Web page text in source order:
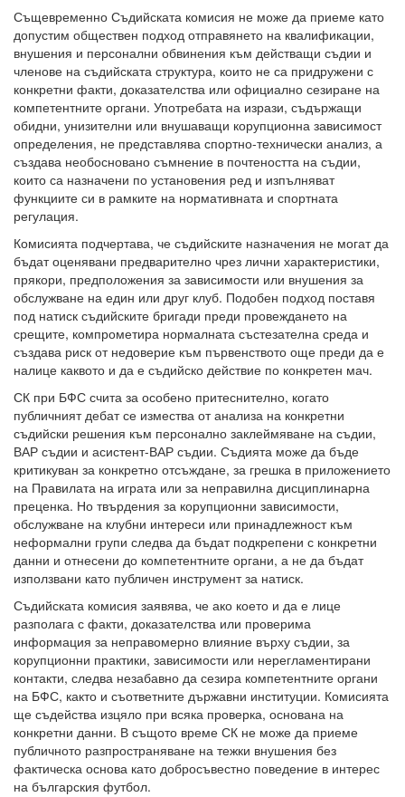
Същевременно Съдийската комисия не може да приеме като
допустим обществен подход отправянето на квалификации,
внушения и персонални обвинения към действащи съдии и
членове на съдийската структура, които не са придружени с
конкретни факти, доказателства или официално сезиране на
компетентните органи. Употребата на изрази, съдържащи
обидни, унизителни или внушаващи корупционна зависимост
определения, не представлява спортно-технически анализ, а
създава необосновано съмнение в почтеността на съдии,
които са назначени по установения ред и изпълняват
функциите си в рамките на нормативната и спортната
регулация.
Комисията подчертава, че съдийските назначения не могат да
бъдат оценявани предварително чрез лични характеристики,
прякори, предположения за зависимости или внушения за
обслужване на един или друг клуб. Подобен подход поставя
под натиск съдийските бригади преди провеждането на
срещите, компрометира нормалната състезателна среда и
създава риск от недоверие към първенството още преди да е
налице каквото и да е съдийско действие по конкретен мач.
СК при БФС счита за особено притеснително, когато
публичният дебат се измества от анализа на конкретни
съдийски решения към персонално заклеймяване на съдии,
ВАР съдии и асистент-ВАР съдии. Съдията може да бъде
критикуван за конкретно отсъждане, за грешка в приложението
на Правилата на играта или за неправилна дисциплинарна
преценка. Но твърдения за корупционни зависимости,
обслужване на клубни интереси или принадлежност към
неформални групи следва да бъдат подкрепени с конкретни
данни и отнесени до компетентните органи, а не да бъдат
използвани като публичен инструмент за натиск.
Съдийската комисия заявява, че ако което и да е лице
разполага с факти, доказателства или проверима
информация за неправомерно влияние върху съдии, за
корупционни практики, зависимости или нерегламентирани
контакти, следва незабавно да сезира компетентните органи
на БФС, както и съответните държавни институции. Комисията
ще съдейства изцяло при всяка проверка, основана на
конкретни данни. В същото време СК не може да приеме
публичното разпространяване на тежки внушения без
фактическа основа като добросъвестно поведение в интерес
на българския футбол.